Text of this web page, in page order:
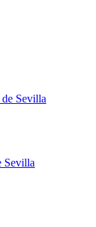
Sevilla
Sevilla